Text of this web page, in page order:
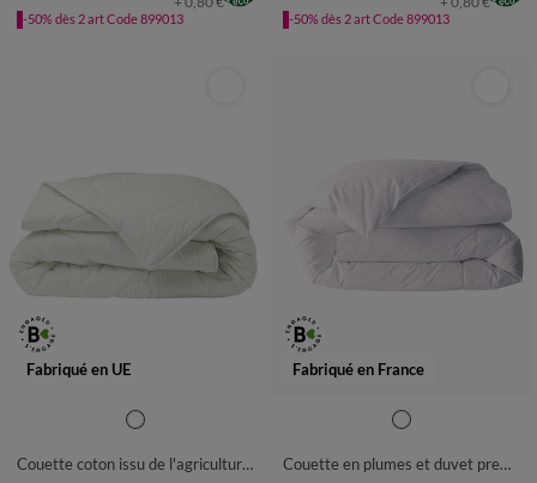
-50% dès 2 art Code 899013 -50% dès 2 art Code 899013
Fabriqué en UE
COUETTE 1 PERS : 140X200
COUETTE 1-2 PERS :
Couette coton issu de l'agriculture biologique 350 g/m²
Fabriqué en France
Couette en plumes et duvet premier prix 450 g/m²